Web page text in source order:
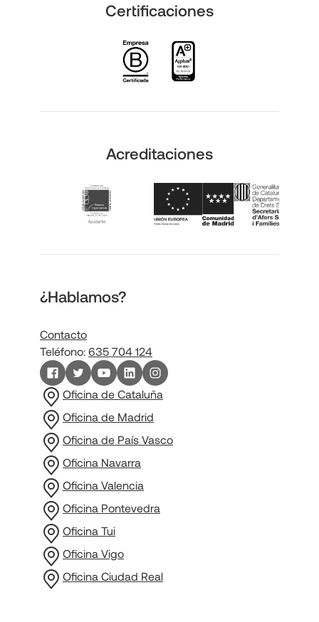
Certificaciones
Acreditaciones
¿Hablamos?
Contacto
Teléfono: 635 704 124
Oficina de Cataluña
Oficina de Madrid
Oficina de País Vasco
Oficina Navarra
Oficina Valencia
Oficina Pontevedra
Oficina Tui
Oficina Vigo
Oficina Ciudad Real